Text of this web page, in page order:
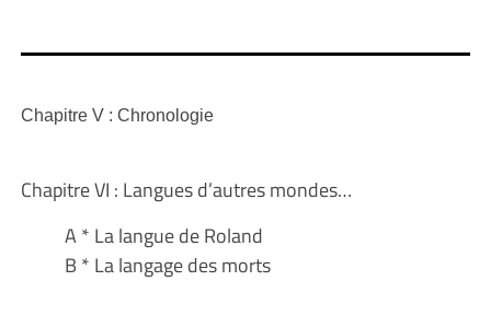
Chapitre V : Chronologie
Chapitre VI : Langues d’autres mondes…
A * La langue de Roland
B * Lalangage des morts